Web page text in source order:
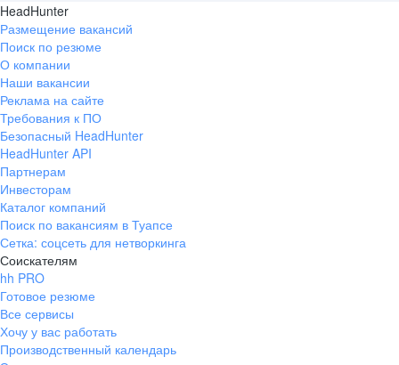
HeadHunter
Размещение вакансий
Поиск по резюме
О компании
Наши вакансии
Реклама на сайте
Требования к ПО
Безопасный HeadHunter
HeadHunter API
Партнерам
Инвесторам
Каталог компаний
Поиск по вакансиям в Туапсе
Сетка: соцсеть для нетворкинга
Соискателям
hh PRO
Готовое резюме
Все сервисы
Хочу у вас работать
Производственный календарь